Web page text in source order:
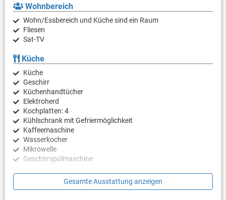
Wohnbereich
Wohn/Essbereich und Küche sind ein Raum
Fliesen
Sat-TV
Küche
Küche
Geschirr
Küchenhandtücher
Elektroherd
Kochplatten: 4
Kühlschrank mit Gefriermöglichkeit
Kaffeemaschine
Wasserkocher
Mikrowelle
Geschirrspülmaschine
Schlafzimmer
Schlafzimmer mit Doppelbett, Fliesen
Gesamte Ausstattung anzeigen